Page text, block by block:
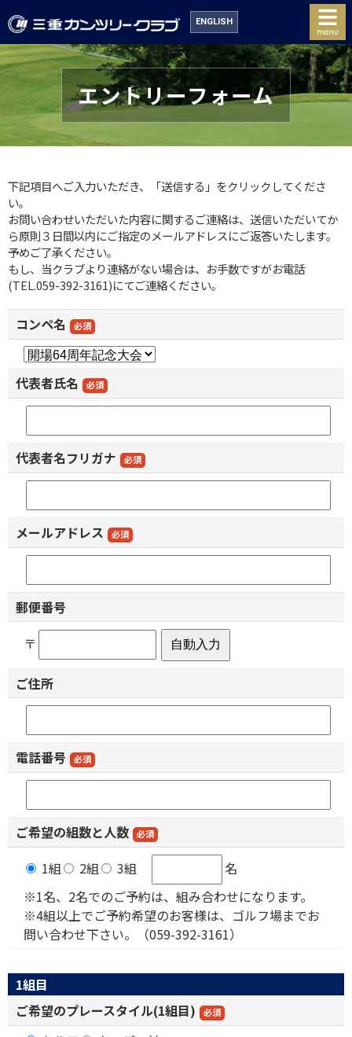
ENGLISH
エントリーフォーム
下記項目へご入力いただき、「送信する」をクリックしてくださ
い。
お問い合わせいただいた内容に関するご連絡は、送信いただいてか
ら原則３日間以内にご指定のメールアドレスにご返答いたします。
予めご了承ください。
もし、当クラブより連絡がない場合は、お手数ですがお電話
(TEL.059-392-3161)にてご連絡ください。
コンペ名 必須
代表者氏名 必須
代表者名フリガナ 必須
メールアドレス 必須
郵便番号
〒
ご住所
電話番号 必須
ご希望の組数と人数 必須
1組 2組 3組
名
※1名、2名でのご予約は、組み合わせになります。
※4組以上でご予約希望のお客様は、ゴルフ場までお
問い合わせ下さい。（059-392-3161）
1組目
ご希望のプレースタイル(1組目)
必須